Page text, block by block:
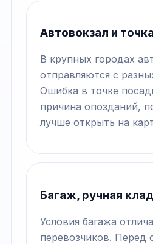
Автовокзал и
В крупных городах
отправляются с
Ошибка в точке
причина опозданий,
лучше открыть на
Багаж, ручная
Условия багажа
перевозчиков. Перед